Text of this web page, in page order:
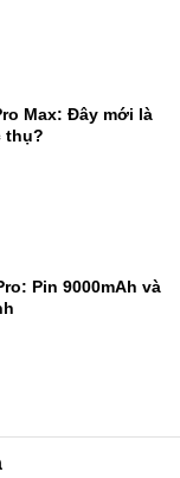
Max: Đây mới là
thụ?
Pin 9000mAh và